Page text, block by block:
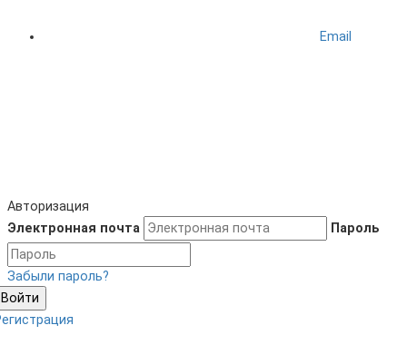
Email
Авторизация
Электронная почта
Пароль
Забыли пароль?
Войти